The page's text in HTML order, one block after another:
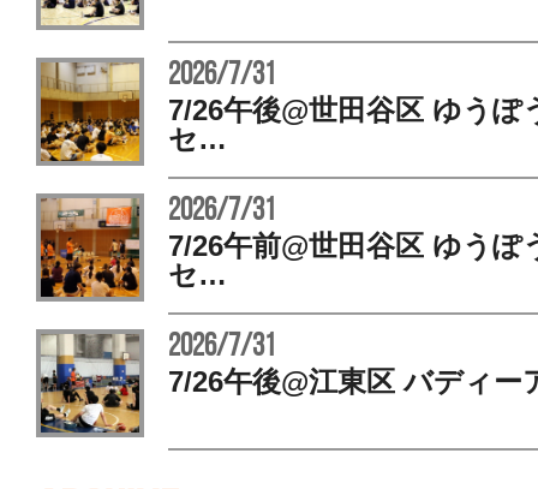
2026/7/31
7/26午後@世田谷区 ゆうぽ
セ…
2026/7/31
7/26午前@世田谷区 ゆうぽ
セ…
2026/7/31
7/26午後@江東区 バディ